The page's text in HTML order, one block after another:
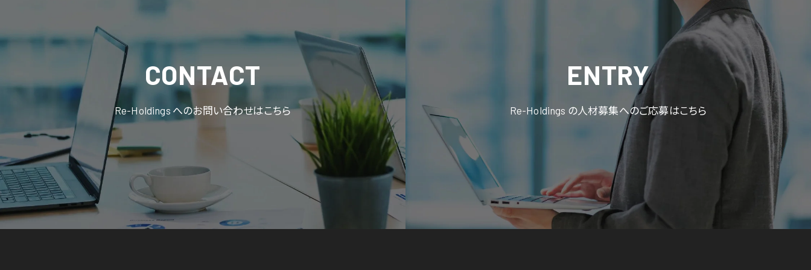
ENTRY
Re-Holdings の人材募集へのご応募はこちら
CONTACT
Re-Holdings へのお問い合わせはこちら